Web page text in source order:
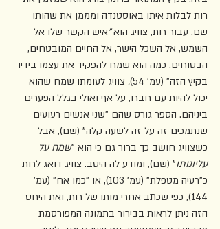
רות לבלות איתו באוסטנדה ומממן את שהותו
שם. עבור רות, צוויג הוא "איש הקשר שלו אל
השמש, אל השכל הישר, אל החיים המובטחים,
הבטוחים. כמה הוא שמח להפקיד את עצמו בידיו
בקיץ הזה" (עמ' 54) . צוויג לעומתו שמח שהוא
יכול להיות עם חברו, על אף ואולי בגלל הפערים
ביניהם. הספר גורס שהם "שני אנשים רעועים
שנתמכים זה על זה לשעה קלה" (שם), אבל
כשצוויג חושב כך ברור גם כי הוא "שמח על
עליונותו" (שם), ומודע לה היטב. צוויג דואג לרות
כ"רעיה מטפלת" (עמ' 103), או "כמו אח" (עמ'
144), כפי שכתב אחרי מותו של רות, ואת היחס
הזה ניתן לראות בבירור בתמונה המפורסמת